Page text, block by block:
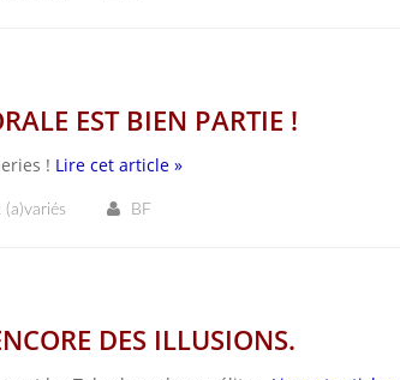
EST BIEN PARTIE !
! Lire cet article »
(a)variés BF
DES ILLUSIONS.